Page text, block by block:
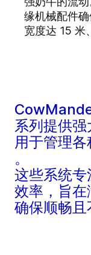
缘机械配件
宽度达 15 米
系列提供强
用于管理
。
这些系统
效率，旨在
确保顺畅且